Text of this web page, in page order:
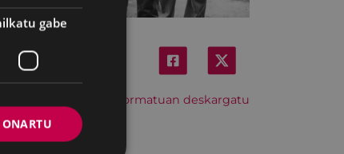
Hitzordu hau iCal formatuan deskargatu
gabe